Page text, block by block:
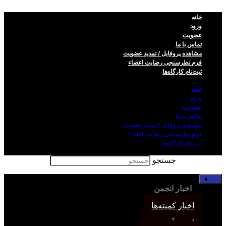
خانه
ورود
عضویت
تماس با ما
مشاهده پروفایل / تمدید عضویت
فرم نظر‌سنجی رضایت اعضاء
ثبت‌نام کارگاه‌ها
خانه
ورود
عضویت
تماس با ما
مشاهده پروفایل / تمدید عضویت
فرم نظر‌سنجی رضایت اعضاء
ثبت‌نام کارگاه‌ها
جستجو
اخبار انجمن
اخبار کمیته‌ها
کمیته آموزش